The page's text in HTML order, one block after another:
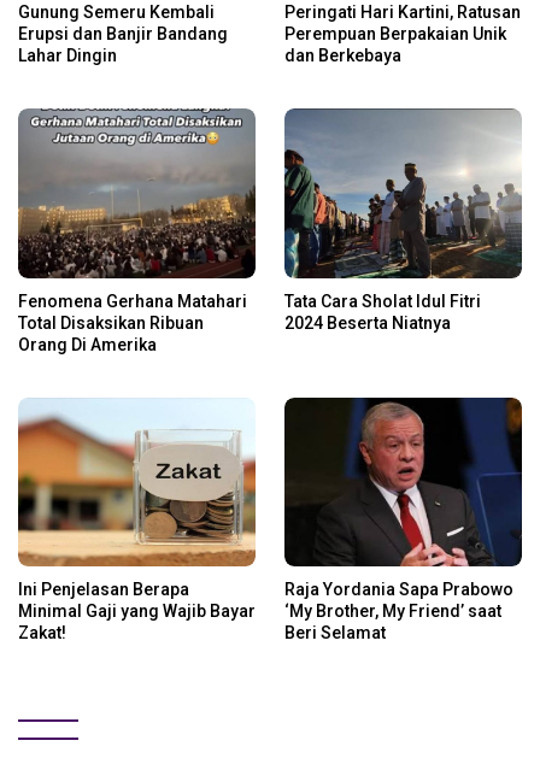
Gunung Semeru Kembali
Erupsi dan Banjir Bandang
Lahar Dingin
Peringati Hari Kartini, Ratusan
Perempuan Berpakaian Unik
dan Berkebaya
Fenomena Gerhana Matahari
Total Disaksikan Ribuan
Orang Di Amerika
Tata Cara Sholat Idul Fitri
2024 Beserta Niatnya
Ini Penjelasan Berapa
Minimal Gaji yang Wajib Bayar
Zakat!
Raja Yordania Sapa Prabowo
‘My Brother, My Friend’ saat
Beri Selamat